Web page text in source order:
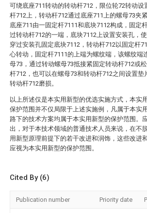
可绕底座711转动的转动杆712，限位轮72转动设
杆712上，转动杆712通过底座711上的螺母73夹
底座711由一固定杆7111和底块7112构成，固定
过转动杆712的一端，底块7112上设置安装孔，
穿过安装孔固定底块7112，转动杆712以固定杆
心转动，固定杆7111的上端为螺纹端，该螺纹端
母73，通过转动螺母73抵接紧固定转动杆712或
杆712，也可以在螺母73和转动杆712之间设置垫
转动杆712磨损。
以上所述仅是本实用新型的优选实施方式，本实
保护范围并不仅局限于上述实施例，凡属于本实
路下的技术方案均属于本实用新型的保护范围。
出，对于本技术领域的普通技术人员来说，在不
用新型原理前提下的若干改进和润饰，这些改进
应视为本实用新型的保护范围。
Cited By (6)
Publication number Priority date